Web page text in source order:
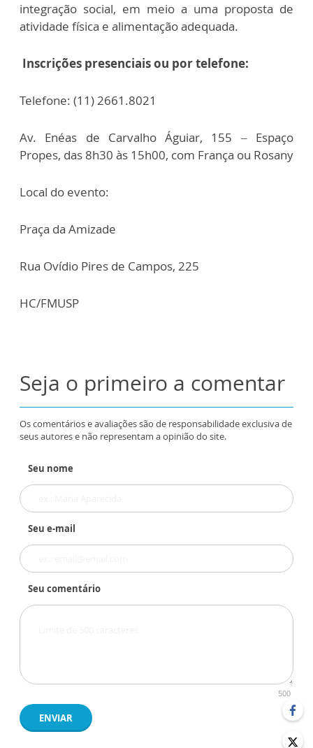
integração social, em meio a uma proposta de
atividade física e alimentação adequada.
Inscrições presenciais ou por telefone:
Telefone: (11) 2661.8021
Av. Enéas de Carvalho Águiar, 155 – Espaço
Propes, das 8h30 às 15h00, com França ou Rosany
Local do evento:
Praça da Amizade
Rua Ovídio Pires de Campos, 225
HC/FMUSP
Seja o primeiro a comentar
Os comentários e avaliações são de responsabilidade exclusiva de
seus autores e não representam a opinião do site.
Seu nome
Seu e-mail
Seu comentário
500
ENVIAR